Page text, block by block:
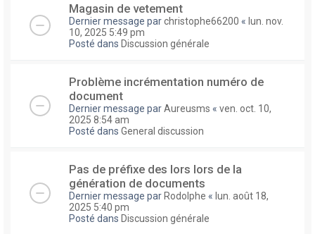
Magasin de vetement
Dernier message parchristophe66200 « lun. nov.
10, 2025 5:49 pm
Posté dans Discussion générale
Problème incrémentation numéro de
document
Dernier message parAureusms « ven. oct. 10,
2025 8:54 am
Posté dans General discussion
Pas de préfixe des lors lors de la
génération de documents
Dernier message par Rodolphe « lun. août 18,
2025 5:40 pm
Posté dans Discussion générale